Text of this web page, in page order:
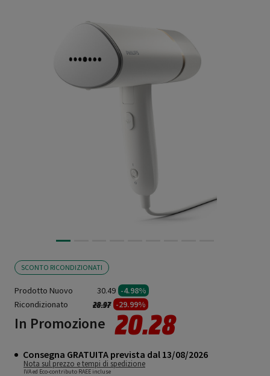
SCONTO RICONDIZIONATI
Prodotto Nuovo 30.49 -4.98%
Ricondizionato
Prezzo ridotto da
28.97a -29.99%
In Promozione 20.28
Consegna GRATUITA prevista dal 13/08/2026
Nota sul prezzo e tempi di spedizione
IVA ed Eco-contributo RAEE incluse